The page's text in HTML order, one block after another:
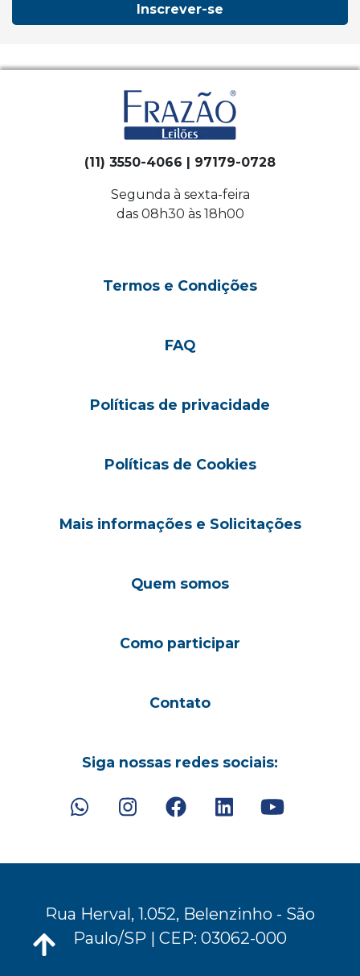
Inscrever-se
(11) 3550-4066 | 97179-0728
Segunda à sexta-feira
das 08h30 às 18h00
Termos e Condições
FAQ
Políticas de privacidade
Políticas de Cookies
Mais informações e Solicitações
Quem somos
Como participar
Contato
Siga nossas redes sociais:
Rua Herval, 1.052, Belenzinho - São
Paulo/SP | CEP: 03062-000